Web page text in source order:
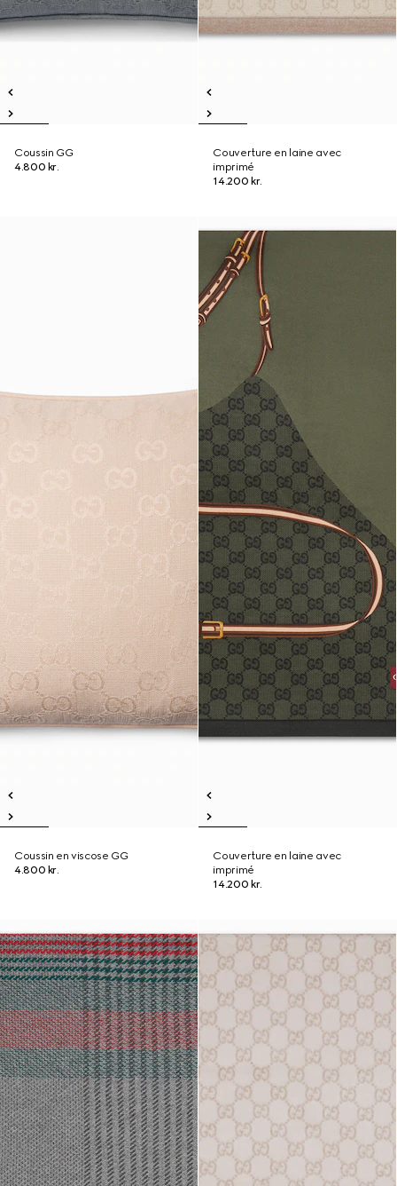
Coussin GG
4.800 kr.
Couverture en laine avec
imprimé
14.200 kr.
Coussin en viscose GG
4.800 kr.
Couverture en laine avec
imprimé
14.200 kr.